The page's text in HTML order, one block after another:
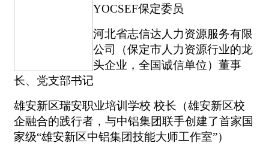
YOCSEF保定委员
河北省志信达人力资源服务有限
公司（保定市人力资源行业的龙
头企业，全国诚信单位）董事
长、党支部书记
雄安新区瑞安职业培训学校 校长（雄安新区校
企融合的践行者，与中铝集团联手创建了首家国
家级“雄安新区中铝集团技能大师工作室”）